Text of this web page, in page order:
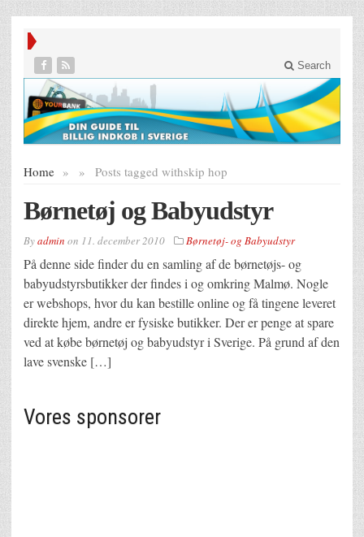
Search
Home » Posts tagged with
» skip hop
Børnetøj og Babyudstyr
Byadmin on 11. december 2010 Børnetøj- og Babyudstyr
På denne side finder du en samling af de børnetøjs- og
babyudstyrsbutikker der findes i og omkring Malmø. Nogle
er webshops, hvor du kan bestille online og få tingene leveret
direkte hjem, andre er fysiske butikker. Der er penge at spare
ved at købe børnetøj og babyudstyr i Sverige. På grund af den
lave svenske […]
Vores sponsorer